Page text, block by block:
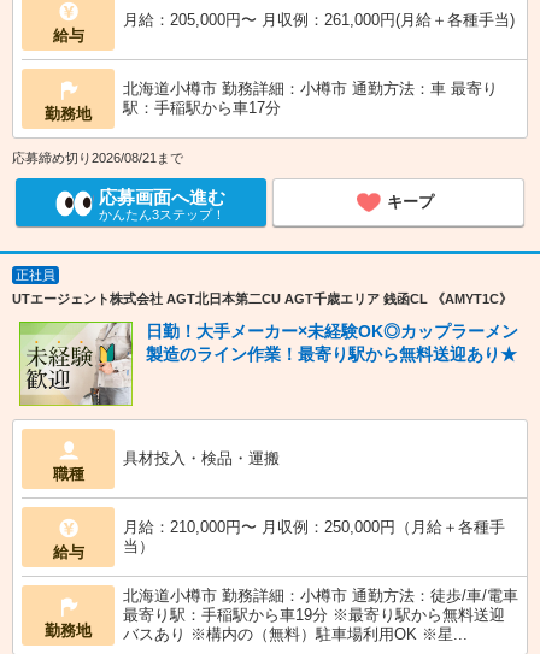
給与
月給：205,000円〜 月収例：261,000円(月給＋各種手当)
勤務地
北海道小樽市 勤務詳細：小樽市 通勤方法：車 最寄り
駅：手稲駅から車17分
応募締め切り2026/08/21まで
応募画面へ進む
かんたん3ステップ！
キープ
正社員
UTエージェント株式会社 AGT北日本第二CU AGT千歳エリア 銭函CL 《AMYT1C》
日勤！大手メーカー×未経験OK◎カップラーメン
製造のライン作業！最寄り駅から無料送迎あり★
職種
具材投入・検品・運搬
給与
月給：210,000円〜 月収例：250,000円（月給＋各種手
当）
勤務地
北海道小樽市 勤務詳細：小樽市 通勤方法：徒歩/車/電車
最寄り駅：手稲駅から車19分 ※最寄り駅から無料送迎
バスあり ※構内の（無料）駐車場利用OK ※星...